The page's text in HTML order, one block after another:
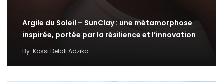
Argile du Soleil – SunClay : une métamorphose
inspirée, portée par la résilience et l’innovation
By Kossi Delali Adzika